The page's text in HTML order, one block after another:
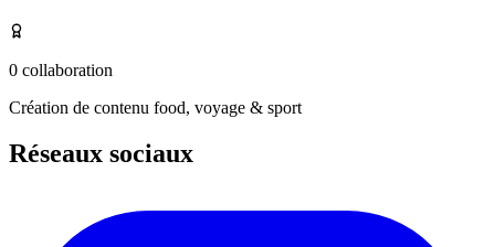
0 collaboration
Création de contenu food, voyage & sport
Réseaux sociaux